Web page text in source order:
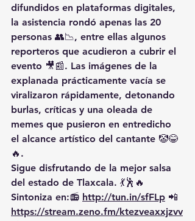
difundidos en plataformas digitales,
la asistencia rondó apenas las 20
personas 👥📉, entre ellas algunos
reporteros que acudieron a cubrir el
evento 🎥📰. Las imágenes de la
explanada prácticamente vacía se
viralizaron rápidamente, detonando
burlas, críticas y una oleada de
memes que pusieron en entredicho
el alcance artístico del cantante 🤡😂
🔥.
Sigue disfrutando de la mejor salsa
del estado de Tlaxcala. 💃🕺🔥
Sintoniza en:📻 http://tun.in/sfFLp 📲
https://stream.zeno.fm/ktezveaxxjzvv